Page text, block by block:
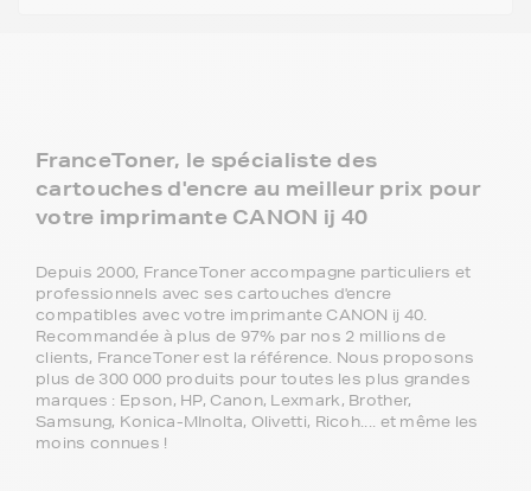
FranceToner, le spécialiste des
cartouches d'encre au meilleur prix pour
votre imprimante CANON ij 40
Depuis 2000, FranceToner accompagne particuliers et
professionnels avec ses cartouches d'encre
compatibles avec votre imprimante CANON ij 40.
Recommandée à plus de 97% par nos 2 millions de
clients, FranceToner est la référence. Nous proposons
plus de 300 000 produits pour toutes les plus grandes
marques : Epson, HP, Canon, Lexmark, Brother,
Samsung, Konica-MInolta, Olivetti, Ricoh.... et même les
moins connues !